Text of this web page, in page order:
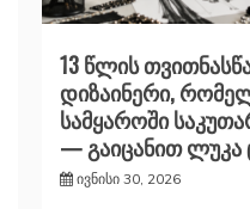
13 წლის
დიზაინერი,
სამყაროში
— გაიცანით ლუკა
ივნისი 30, 2026